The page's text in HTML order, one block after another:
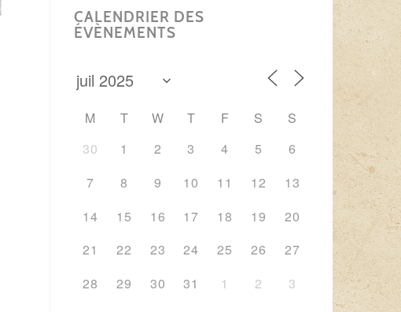
CALENDRIER DES
ÉVÈNEMENTS
M T W T F S
S
30
1 2 3 4 5
6
7
8 9 10 11 12
13
14
15 16 17 18 19
20
21
22 23 24 25 26
27
28
29 30 31 1 2 3